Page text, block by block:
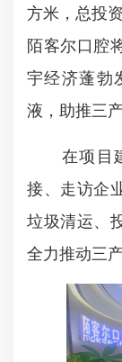
方米，总投
陌客尔口腔
宇经济蓬勃
液，助推三
在项目建
接、走访企
垃圾清运、
全力推动三